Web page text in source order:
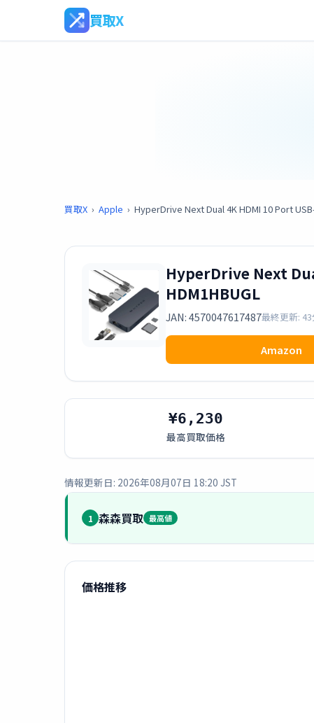
買取X
買取X › Apple › HyperDrive Next Dual 4K HDMI 10 Port
HyperDrive Next
HDM1HBUGL
JAN: 4570047617487最終更新:
Amazon
¥6,230
最高買取価格
情報更新日: 2026年08月07日 18:20 JST
1 森森買取 最高値
価格推移